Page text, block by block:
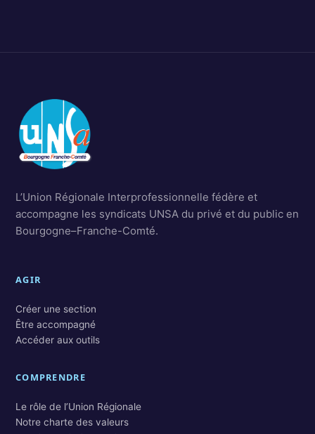
L’Union Régionale Interprofessionnelle fédère et
accompagne les syndicats UNSA du privé et du public en
Bourgogne–Franche-Comté.
AGIR
Créer une section
Être accompagné
Accéder aux outils
COMPRENDRE
Le rôle de l’Union Régionale
Notre charte des valeurs